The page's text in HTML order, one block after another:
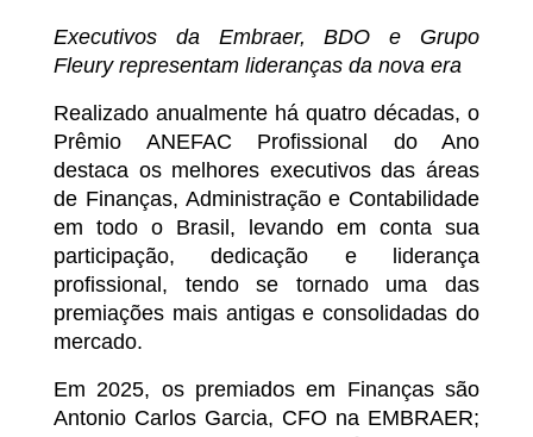
Executivos da Embraer, BDO e Grupo
Fleury representam lideranças da nova era
Realizado anualmente há quatro décadas, o
Prêmio ANEFAC Profissional do Ano
destaca os melhores executivos das áreas
de Finanças, Administração e Contabilidade
em todo o Brasil, levando em conta sua
participação, dedicação e liderança
profissional, tendo se tornado uma das
premiações mais antigas e consolidadas do
mercado.
Em 2025, os premiados em Finanças são
Antonio Carlos Garcia, CFO na EMBRAER;